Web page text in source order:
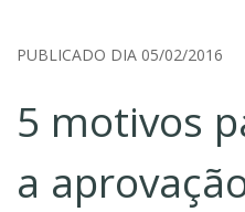
PUBLICADO DIA 05/02/2016
5 motivos
a